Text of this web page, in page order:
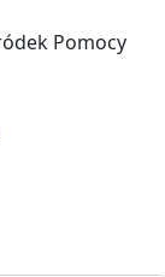
Pomocy